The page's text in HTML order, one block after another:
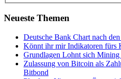
Neueste Themen
Deutsche Bank Chart nach
Könnt ihr mir Indikatoren fürs
Grundlagen Lohnt sich
Zulassung von Bitcoin als
Bitbond